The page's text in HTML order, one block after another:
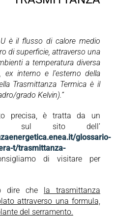
è il flusso di calore medio
di superficie, attraverso una
a temperatura diversa
interno e l’esterno della
Trasmittanza Termica è il
grado Kelvin).”
precisa, è tratta da un
sul sito dell’
glossario-
t/trasmittanza-
di visitare per
dire che la trasmittanza
attraverso una formula,
del serramento.